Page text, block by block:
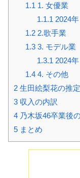
1.1 1. 女優業
1.1.1 2024
1.22.歌手業
1.33. モデル業
1.3.1 2024
1.44. その他
2 生田絵梨花の推
3 収入の内訳
4 乃木坂46卒業後
5 まとめ